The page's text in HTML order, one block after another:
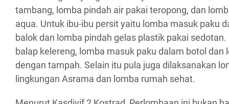
tambang, lomba pindah air pakai teropong, dan
aqua. Untuk ibu-ibu persit yaitu lomba masuk paku
balok dan lomba pindah gelas plastik pakai
balap kelereng, lomba masuk paku dalam botol dan
dengan tampah. Selain itu pula juga dilaksanakan
lingkungan Asrama dan lomba rumah sehat.